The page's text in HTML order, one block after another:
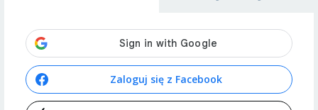
Zaloguj się z Facebook